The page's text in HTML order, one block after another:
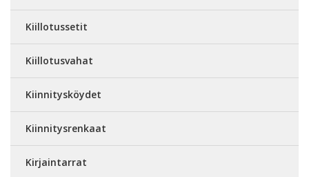
Kiillotussetit
Kiillotusvahat
Kiinnitysköydet
Kiinnitysrenkaat
Kirjaintarrat